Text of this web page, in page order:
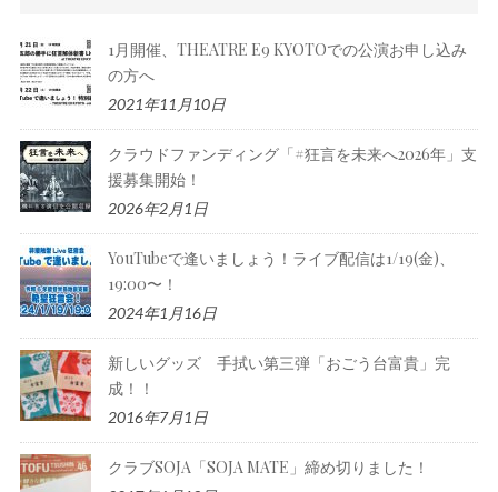
1月開催、THEATRE E9 KYOTOでの公演お申し込み
の方へ
2021年11月10日
クラウドファンディング「#狂言を未来へ2026年」支
援募集開始！
2026年2月1日
YouTubeで逢いましょう！ライブ配信は1/19(金)、
19:00〜！
2024年1月16日
新しいグッズ 手拭い第三弾「おごう台富貴」完
成！！
2016年7月1日
クラブSOJA「SOJA MATE」締め切りました！